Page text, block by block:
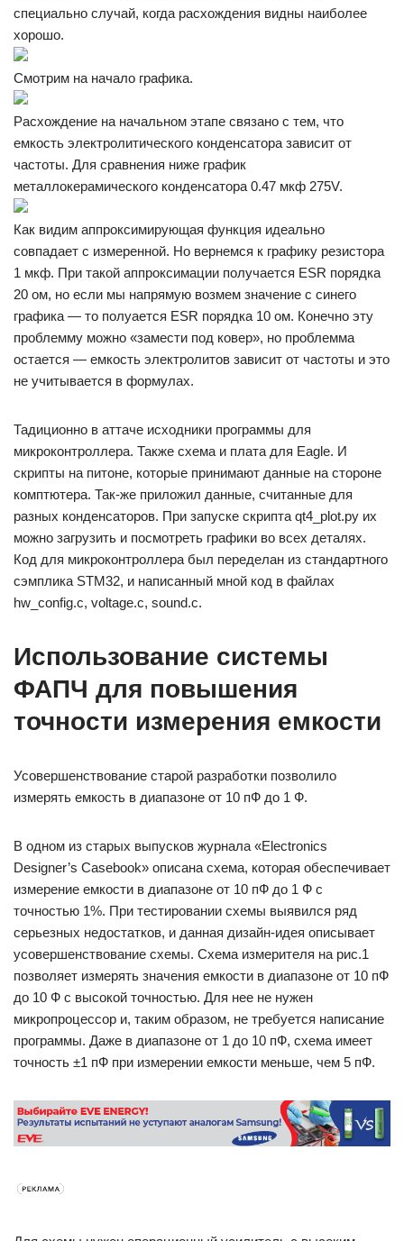
специально случай, когда расхождения видны наиболее
хорошо.
Смотрим на начало графика.
Расхождение на начальном этапе связано с тем, что
емкость электролитического конденсатора зависит от
частоты. Для сравнения ниже график
металлокерамического конденсатора 0.47 мкф 275V.
Как видим аппроксимирующая функция идеально
совпадает с измеренной. Но вернемся к графику резистора
1 мкф. При такой аппроксимации получается ESR порядка
20 ом, но если мы напрямую возмем значение с синего
графика — то полуается ESR порядка 10 ом. Конечно эту
проблемму можно «замести под ковер», но проблемма
остается — емкость электролитов зависит от частоты и это
не учитывается в формулах.
Тадиционно в аттаче исходники программы для
микроконтроллера. Также схема и плата для Eagle. И
скрипты на питоне, которые принимают данные на стороне
комптютера. Так-же приложил данные, считанные для
разных конденсаторов. При запуске скрипта qt4_plot.py их
можно загрузить и посмотреть графики во всех деталях.
Код для микроконтроллера был переделан из стандартного
сэмплика STM32, и написанный мной код в файлах
hw_config.c, voltage.c, sound.c.
Использование системы
ФАПЧ для повышения
точности измерения емкости
Усовершенствование старой разработки позволило
измерять емкость в диапазоне от 10 пФ до 1 Ф.
В одном из старых выпусков журнала «Electronics
Designer’s Casebook» описана схема, которая обеспечивает
измерение емкости в диапазоне от 10 пФ до 1 Ф с
точностью 1%. При тестировании схемы выявился ряд
серьезных недостатков, и данная дизайн-идея описывает
усовершенствование схемы. Схема измерителя на рис.1
позволяет измерять значения емкости в диапазоне от 10 пФ
до 10 Ф с высокой точностью. Для нее не нужен
микропроцессор и, таким образом, не требуется написание
программы. Даже в диапазоне от 1 до 10 пФ, схема имеет
точность ±1 пФ при измерении емкости меньше, чем 5 пФ.